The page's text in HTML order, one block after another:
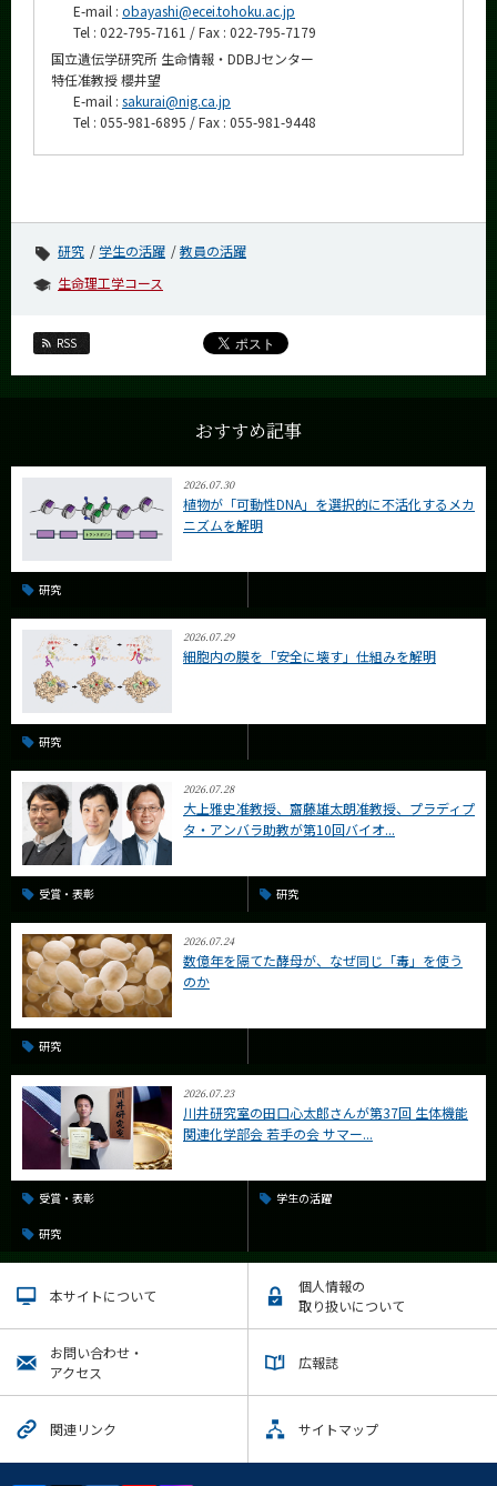
E-mail : obayashi@ecei.tohoku.ac.jp
Tel : 022-795-7161 / Fax : 022-795-7179
国立遺伝学研究所 生命情報・DDBJセンター
特任准教授 櫻井望
E-mail : sakurai@nig.ca.jp
Tel : 055-981-6895 / Fax : 055-981-9448
研究 学生の活躍
教員の活躍
生命理工学コース
RSS
おすすめ記事
2026.07.30
植物が「可動性DNA」を選択的に不活化するメカ
ニズムを解明
研究
2026.07.29
細胞内の膜を「安全に壊す」仕組みを解明
研究
2026.07.28
大上雅史准教授、齋藤雄太朗准教授、プラディプ
タ・アンバラ助教が第10回バイオ...
受賞・表彰 研究
2026.07.24
数億年を隔てた酵母が、なぜ同じ「毒」を使う
のか
研究
2026.07.23
川井研究室の田口心太郎さんが第37回 生体機能
関連化学部会 若手の会 サマー...
受賞・表彰 学生の活躍
研究
本サイトについて
個人情報の
取り扱いについて
お問い合わせ・
アクセス
広報誌
関連リンク サイトマップ